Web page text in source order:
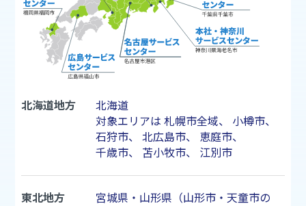
北海道地方
北海道
対象エリアは 札幌市全域、 小樽市、
石狩市、 北広島市、 恵庭市、
千歳市、 苫小牧市、 江別市
東北地方
宮城県・山形県（山形市・天童市の